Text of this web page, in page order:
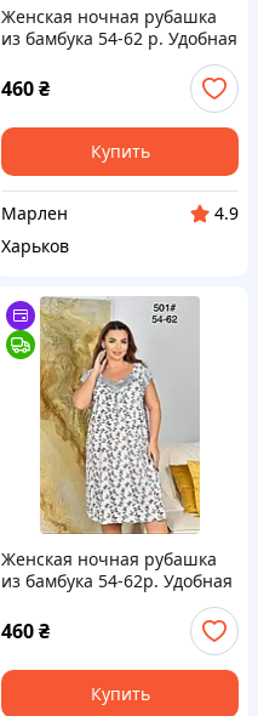
Женская ночная рубашка
из бамбука 54-62 р. Удобная
ночная рубашка большого
размера
460₴
Купить
Марлен
4.9
Харьков
Женская ночная рубашка
из бамбука 54-62р. Удобная
рубашка большого размера
460₴
Купить